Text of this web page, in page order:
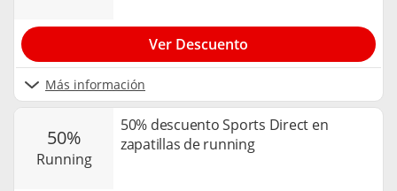
Más información
Ver Descuento
50%
running
50% descuento Sports Direct en
zapatillas de running